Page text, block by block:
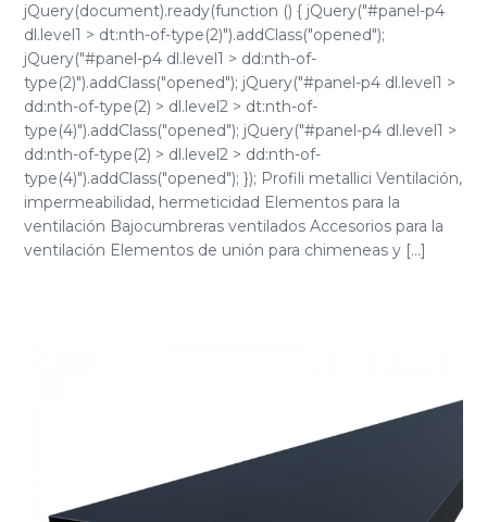
jQuery(document).ready(function () { jQuery("#panel-p4
dl.level1 > dt:nth-of-type(2)").addClass("opened");
jQuery("#panel-p4 dl.level1 > dd:nth-of-
type(2)").addClass("opened"); jQuery("#panel-p4 dl.level1 >
dd:nth-of-type(2) > dl.level2 > dt:nth-of-
type(4)").addClass("opened"); jQuery("#panel-p4 dl.level1 >
dd:nth-of-type(2) > dl.level2 > dd:nth-of-
type(4)").addClass("opened"); }); Profili metallici Ventilación,
impermeabilidad, hermeticidad Elementos para la
ventilación Bajocumbreras ventilados Accesorios para la
ventilación Elementos de unión para chimeneas y [...]